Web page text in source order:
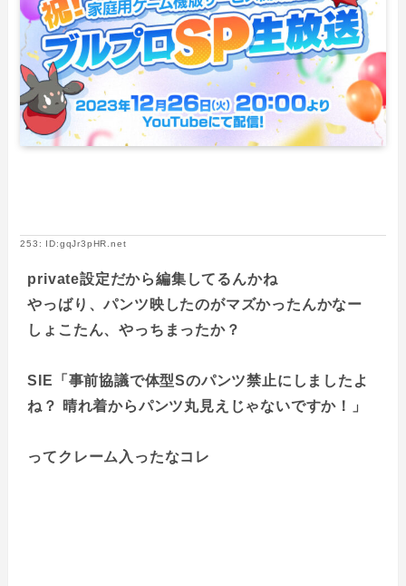
253: ID:gqJr3pHR.net
private設定だから編集してるんかね
やっばり、パンツ映したのがマズかったんかなー
しょこたん、やっちまったか？
SIE「事前協議で体型Sのパンツ禁止にしましたよ
ね？ 晴れ着からパンツ丸見えじゃないですか！」
ってクレーム入ったなコレ